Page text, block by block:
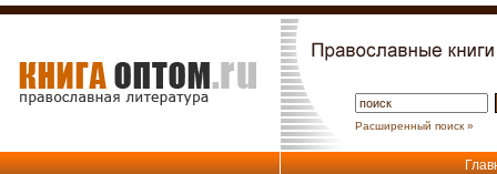
Расширенный поиск »